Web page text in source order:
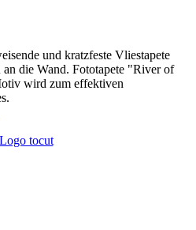
und kratzfeste Vliestapete
die Wand. Fototapete "River of
wird zum effektiven